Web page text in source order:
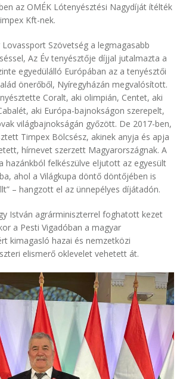
az OMÉK Lótenyésztési Nagydíját ítélték
Kft-nek.
Szövetség a legmagasabb
Az Év tenyésztője díjjal jutalmazta a
egyedülálló Európában az a tenyésztői
önerőből, Nyíregyházán megvalósított.
Coralt, aki olimpián, Centet, aki
aki Európa-bajnokságon szerepelt,
világbajnokságán győzött. De 2017-ben,
Timpex Bölcsész, akinek anyja és apja
hírnevet szerzett Magyarországnak. A
hazánkból felkészülve eljutott az egyesült
ahol a Világkupa döntő döntőjében is
– hangzott el az ünnepélyes díjátadón.
István agrárminiszterrel foghatott kezet
a Pesti Vigadóban a magyar
kimagasló hazai és nemzetközi
elismerő oklevelet vehetett át.